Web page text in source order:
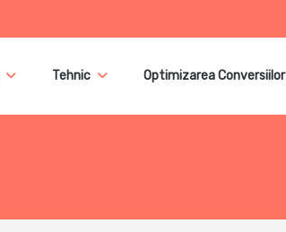
Tehnic Optimizarea Conversiilor